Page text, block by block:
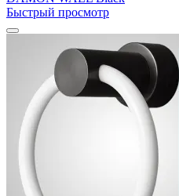
Быстрый просмотр